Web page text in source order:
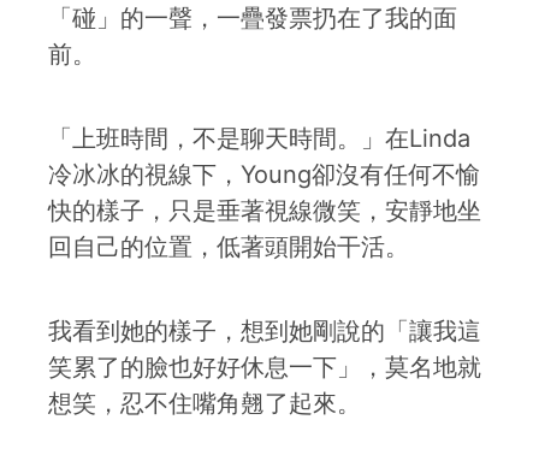
「碰」的一聲，一疊發票扔在了我的面
前。
「上班時間，不是聊天時間。」在Linda
冷冰冰的視線下，Young卻沒有任何不愉
快的樣子，只是垂著視線微笑，安靜地坐
回自己的位置，低著頭開始干活。
我看到她的樣子，想到她剛說的「讓我這
笑累了的臉也好好休息一下」，莫名地就
想笑，忍不住嘴角翹了起來。